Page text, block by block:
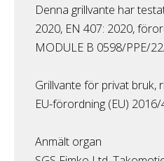
Denna grillvante har
2020, EN 407: 2020,
MODULE B 0598/PPE/
Grillvante för privat bruk,
EU-förordning (EU) 2016/
Anmält organ